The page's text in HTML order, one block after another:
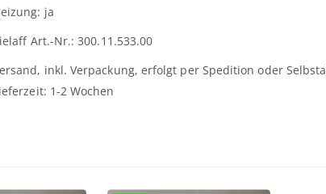
ja
Art.-Nr.: 300.11.533.00
inkl. Verpackung, erfolgt per Spedition oder
1-2 Wochen